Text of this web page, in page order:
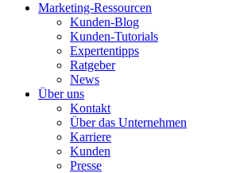
Marketing-Ressourcen
Kunden-Blog
Kunden-Tutorials
Expertentipps
Ratgeber
News
Über uns
Kontakt
Über das Unternehmen
Karriere
Kunden
Presse